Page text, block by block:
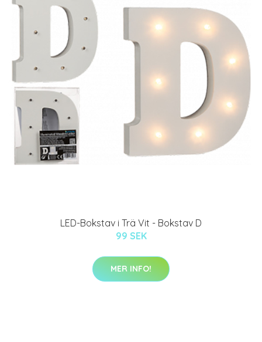
LED-Bokstav i Trä Vit - Bokstav D
99 SEK
MER INFO!